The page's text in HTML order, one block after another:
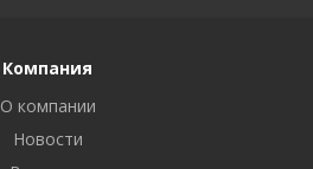
Компания
О компании
Новости